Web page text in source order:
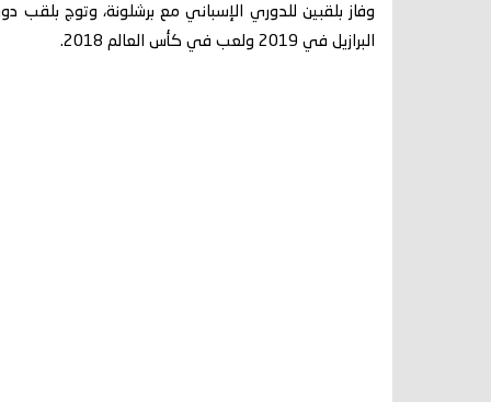
البرازيل في 2019 ولعب في كأس العالم 2018.